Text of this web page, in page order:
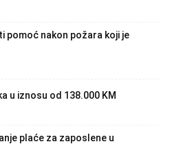
nakon požara koji je
u iznosu od 138.000 KM
plaće za zaposlene u